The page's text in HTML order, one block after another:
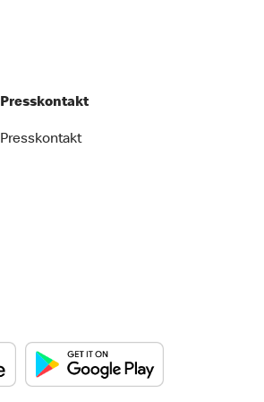
Presskontakt
Presskontakt